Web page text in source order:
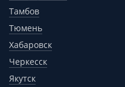
Тамбов
Тюмень
Хабаровск
Черкесск
Якутск